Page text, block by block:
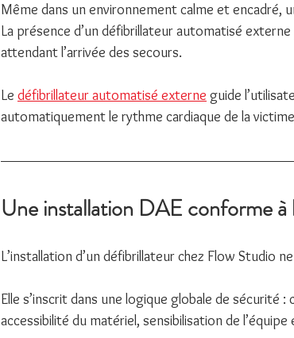
Même dans un environnement calme et encadré,
La présence d’un défibrillateur automatisé
attendant l’arrivée des secours.
Le défibrillateur automatisé externe guide
automatiquement le rythme cardiaque de la
Une installation DAE conforme à
L’installation d’un défibrillateur chez Flow Studio
Elle s’inscrit dans une logique globale de sécurité
accessibilité du matériel, sensibilisation de